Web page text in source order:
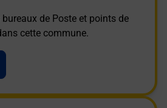
de Poste et points de
cette commune.